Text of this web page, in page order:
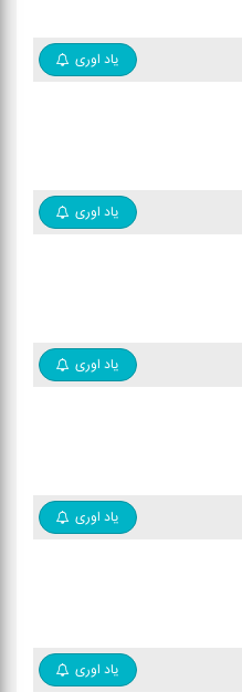
یاد اوری
یاد اوری
یاد اوری
یاد اوری
یاد اوری